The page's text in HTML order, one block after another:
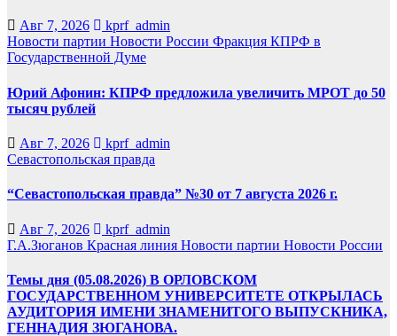
Авг 7, 2026
kprf_admin
Новости партии Новости России Фракция КПРФ в
Государственной Думе
Юрий Афонин: КПРФ предложила увеличить МРОТ до 50
тысяч рублей
Авг 7, 2026
kprf_admin
Севастопольская правда
“Севастопольская правда” №30 от 7 августа 2026 г.
Авг 7, 2026
kprf_admin
Г.А.Зюганов Красная линия Новости партии Новости России
Темы дня (05.08.2026) В ОРЛОВСКОМ
ГОСУДАРСТВЕННОМ УНИВЕРСИТЕТЕ ОТКРЫЛАСЬ
АУДИТОРИЯ ИМЕНИ ЗНАМЕНИТОГО ВЫПУСКНИКА,
ГЕННАДИЯ ЗЮГАНОВА.